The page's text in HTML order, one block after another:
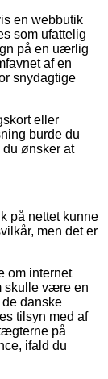
en webbutik
som ufattelig
på en uærlig
af en
snydagtige
eller
burde du
du ønsker at
på nettet kunne
men det er
om internet
skulle være en
danske
tilsyn med af
på
ifald du